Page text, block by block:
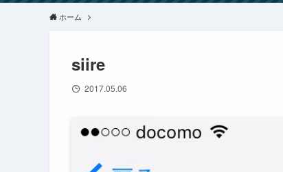
ホーム
siire
2017.05.06